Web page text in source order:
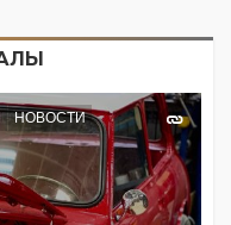
НОВОСТИ